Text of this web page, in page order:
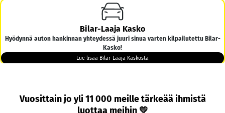
Bilar-Laaja Kasko
Hyödynnä auton hankinnan yhteydessä juuri sinua varten kilpailutettu Bilar-
Kasko!
Lue lisää Bilar-Laaja Kaskosta
Bilar-Kotiintoimitus
Tarjoamme ilmaisen kotiintoimituksen kaikkiin yli 6000€ hintaisiin autoihin
Vuosittain jo yli 11 000 meille tärkeää ihmistä
luottaa meihin 💛